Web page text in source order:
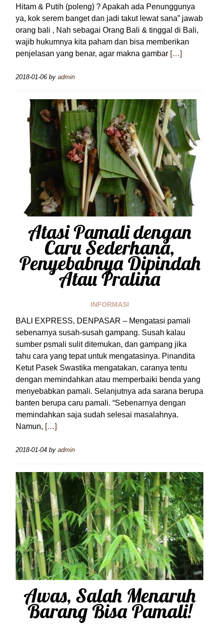
Hitam & Putih (poleng) ? Apakah ada Penunggunya
ya, kok serem banget dan jadi takut lewat sana” jawab
orang bali , Nah sebagai Orang Bali & tinggal di Bali,
wajib hukumnya kita paham dan bisa memberikan
penjelasan yang benar, agar makna gambar […]
2018-01-06 by admin
Atasi Pamali dengan
Caru Sederhana,
Penyebabnya Dipindah
Atau Pralina
INFORMASI
BALI EXPRESS, DENPASAR – Mengatasi pamali
sebenarnya susah-susah gampang. Susah kalau
sumber psmali sulit ditemukan, dan gampang jika
tahu cara yang tepat untuk mengatasinya. Pinandita
Ketut Pasek Swastika mengatakan, caranya tentu
dengan memindahkan atau memperbaiki benda yang
menyebabkan pamali. Selanjutnya ada sarana berupa
banten berupa caru pamali. “Sebenarnya dengan
memindahkan saja sudah selesai masalahnya.
Namun, […]
2018-01-04 by admin
Awas, Salah Menaruh
Barang Bisa Pamali!